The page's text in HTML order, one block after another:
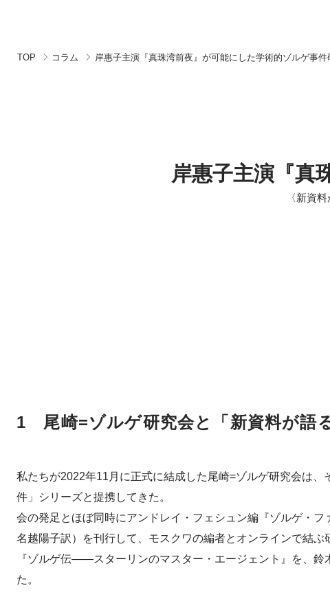
TOP コラム 岸惠子主演『真珠湾前夜』が可能にした学術的ゾルゲ事件
岸惠子主演『真
〈新資
1 尾崎=ゾルゲ研究会と「新資料が語
私たちが2022年11月に正式に結成した尾崎=ゾルゲ研究会は
件」シリーズと提携してきた。
会の発足とほぼ同時にアンドレイ・フェシュン編『ゾルゲ・
名越陽子訳）を刊行して、モスクワの編者とオンラインで結
『ゾルゲ伝――スターリンのマスター・エージェント』を、
た。